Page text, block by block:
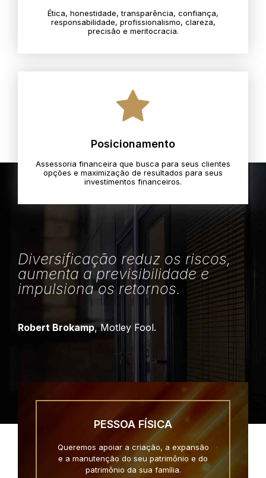
Ética, honestidade, transparência, confiança,
responsabilidade, profissionalismo, clareza,
precisão e meritocracia.​
Posicionamento
Assessoria financeira que busca para seus clientes
opções e maximização de resultados para seus
investimentos financeiros.
Diversificação reduz os riscos,
aumenta a previsibilidade e
impulsiona os retornos.
Robert Brokamp, Motley Fool.
PESSOA FÍSICA
Queremos apoiar a criação, a expansão
e a manutenção do seu patrimônio e do
patrimônio da sua família.